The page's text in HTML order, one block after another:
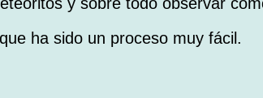
ha sido un proceso muy fácil.